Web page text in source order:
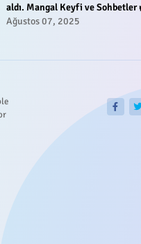
aldı. Mangal Keyfi ve Sohbetler
Ağustos 07, 2025